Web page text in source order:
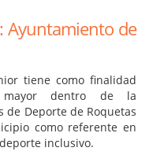
Ayuntamiento de
tiene como finalidad
dentro de la
de Deporte de Roquetas
como referente en
inclusivo.